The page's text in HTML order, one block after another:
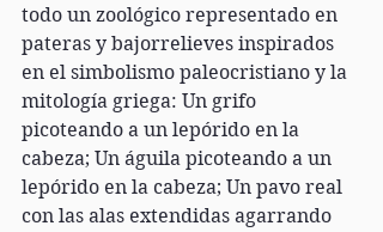
todo un zoológico representado en
pateras y bajorrelieves inspirados
en el simbolismo paleocristiano y la
mitología griega: Un grifo
picoteando a un lepórido en la
cabeza; Un águila picoteando a un
lepórido en la cabeza; Un pavo real
con las alas extendidas agarrando